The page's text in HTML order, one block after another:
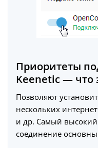
Приоритеты
Keenetic — что
Позволяют
нескольких
и др. Самый высокий
соединение